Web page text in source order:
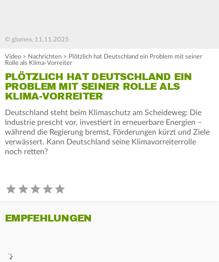
© glomex, 11.11.2025
Video > Nachrichten > Plötzlich hat Deutschland ein Problem mit seiner
Rolle als Klima-Vorreiter
PLÖTZLICH HAT DEUTSCHLAND EIN
PROBLEM MIT SEINER ROLLE ALS
KLIMA-VORREITER
Deutschland steht beim Klimaschutz am Scheideweg: Die
Industrie prescht vor, investiert in erneuerbare Energien –
während die Regierung bremst, Förderungen kürzt und Ziele
verwässert. Kann Deutschland seine Klimavorreiterrolle
noch retten?
EMPFEHLUNGEN